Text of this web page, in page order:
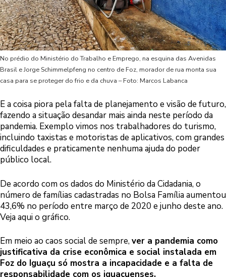
No prédio do Ministério do Trabalho e Emprego, na esquina das Avenidas
Brasil e Jorge Schimmelpfeng no centro de Foz, morador de rua monta sua
casa para se proteger do frio e da chuva – Foto: Marcos Labanca
E a coisa piora pela falta de planejamento e visão de futuro,
fazendo a situação desandar mais ainda neste período da
pandemia. Exemplo vimos nos trabalhadores do turismo,
incluindo taxistas e motoristas de aplicativos, com grandes
dificuldades e praticamente nenhuma ajuda do poder
público local.
De acordo com os dados do Ministério da Cidadania, o
número de famílias cadastradas no Bolsa Família aumentou
43,6% no período entre março de 2020 e junho deste ano.
Veja aqui o gráfico.
Em meio ao caos social de sempre,ver a pandemia como
justificativa da crise econômica e social instalada em
Foz do Iguaçu só mostra a incapacidade e a falta de
responsabilidade com os iguaçuenses.